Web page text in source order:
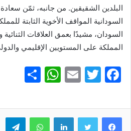
البلدين الشقيقين. من جانبه، ثمّن
السودانية المواقف الأخوية الثابتة
السودان، مشيدًا بعمق العلاقات الثنائية
المملكة على المستويين الإقليمي
F
c
e
T
itt
er
E
ai
l
W
at
s
ar
e
لينكدإن واتساب